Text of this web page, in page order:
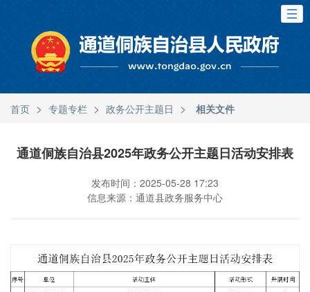
首页 > 专题专栏 > 政务公开主题日 > 相关文件
通道侗族自治县2025年政务公开主题日活动安排表
发布时间：2025-05-28 17:23
信息来源：通道县政务服务中心